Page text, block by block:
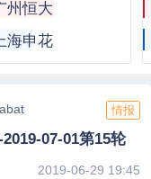
州恒大
海申花
情报
07-01第15轮
2019-06-29 19:45